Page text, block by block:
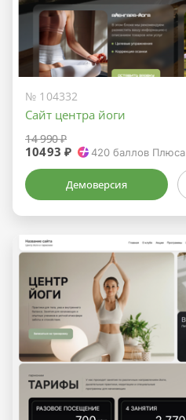
№ 104332
Сайт центра йоги
14 990 ₽
10493 ₽ 420 баллов Плюса
Демоверсия